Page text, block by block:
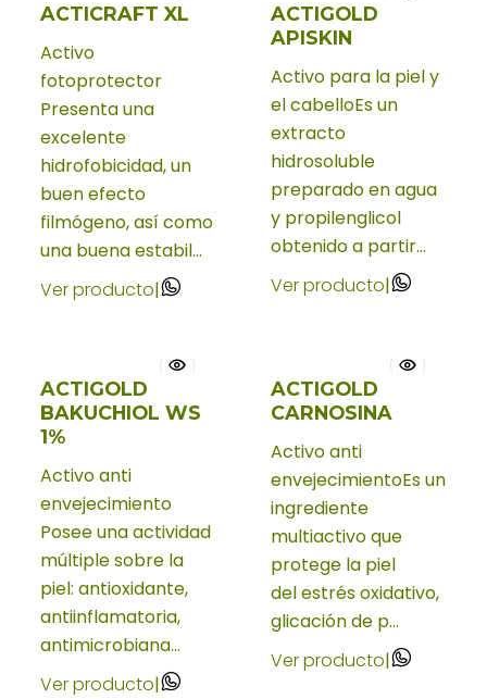
ACTICRAFT XL
Activo
fotoprotector
Presenta una
excelente
hidrofobicidad, un
buen efecto
filmógeno, así como
una buena estabil...
Ver producto|
ACTIGOLD
APISKIN
Activo para la piel y
el cabelloEs un
extracto
hidrosoluble
preparado en agua
y propilenglicol
obtenido a partir...
Ver producto|
ACTIGOLD
BAKUCHIOL WS
1%
Activo anti
envejecimiento
Posee una actividad
múltiple sobre la
piel: antioxidante,
antiinflamatoria,
antimicrobiana...
Ver producto|
ACTIGOLD
CARNOSINA
Activo anti
envejecimientoEs un
ingrediente
multiactivo que
protege la piel
del estrés oxidativo,
glicación de p...
Ver producto|